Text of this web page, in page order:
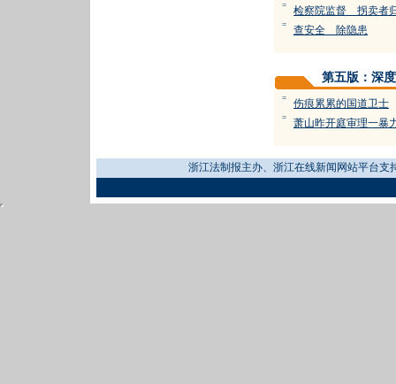
= 检察院监督 拐卖者
= 查安全 除隐患
第五版：深度
= 伤痕累累的国道卫士
= 萧山昨开庭审理一暴
浙江法制报主办、浙江在线新闻网站平台